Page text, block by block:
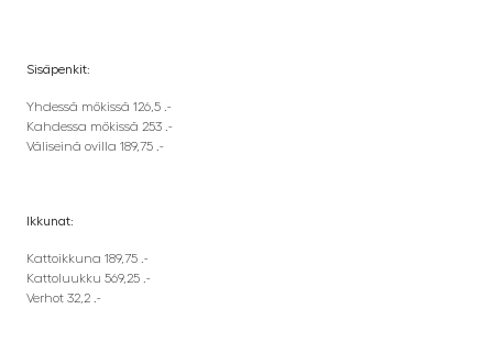
Sisäpenkit:
Yhdessä mökissä 126,5 .-
Kahdessa mökissä 253 .-
Väliseinä ovilla 189,75 .-
Ikkunat:
Kattoikkuna 189,75 .-
Kattoluukku 569,25 .-
Verhot 32,2 .-